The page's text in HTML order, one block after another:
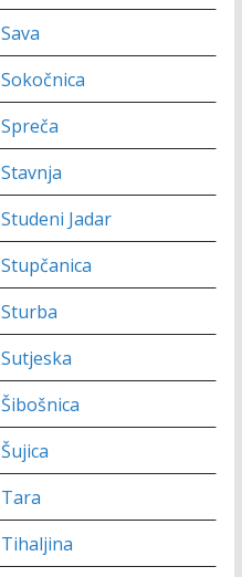
Sava
Sokočnica
Spreča
Stavnja
Studeni Jadar
Stupčanica
Sturba
Sutjeska
Šibošnica
Šujica
Tara
Tihaljina